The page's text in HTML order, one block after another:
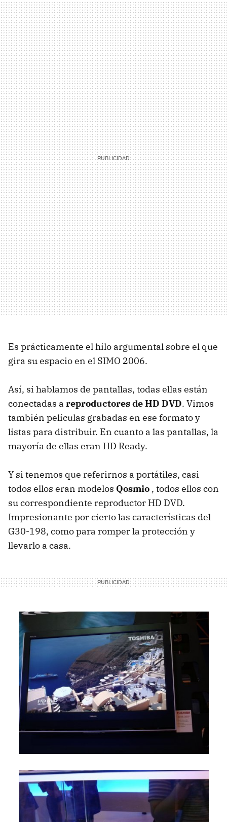
Es prácticamente el hilo argumental sobre el que
gira su espacio en el SIMO 2006.
Así, si hablamos de pantallas, todas ellas están
conectadas a reproductores de HD DVD. Vimos
también películas grabadas en ese formato y
listas para distribuir. En cuanto a las pantallas, la
mayoría de ellas eran HD Ready.
Y si tenemos que referirnos a portátiles, casi
todos ellos eran modelos Qosmio , todos ellos con
su correspondiente reproductor HD DVD.
Impresionante por cierto las características del
G30-198, como para romper la protección y
llevarlo a casa.